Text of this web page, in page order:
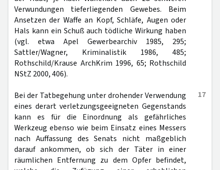
Verwundungen tieferliegenden Gewebes. Beim
Ansetzen der Waffe an Kopf, Schläfe, Augen oder
Hals kann ein Schuß auch tödliche Wirkung haben
(vgl. etwa Apel Gewerbearchiv 1985, 295;
Sattler/Wagner, Kriminalistik 1986, 485;
Rothschild/Krause ArchKrim 1996, 65; Rothschild
NStZ 2000, 406).
17
Bei der Tatbegehung unter drohender Verwendung
eines derart verletzungsgeeigneten Gegenstands
kann es für die Einordnung als gefährliches
Werkzeug ebenso wie beim Einsatz eines Messers
nach Auffassung des Senats nicht maßgeblich
darauf ankommen, ob sich der Täter in einer
räumlichen Entfernung zu dem Opfer befindet,